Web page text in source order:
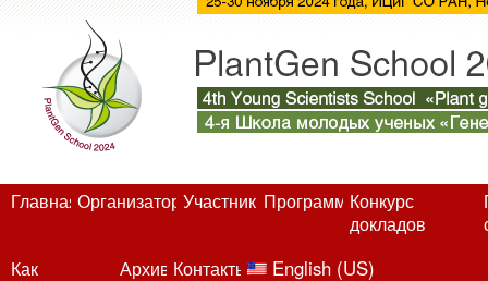
ГлавнаяОрганизаторыУчастникиПрограммаКонкурс
докладов
Как
Архив Контакты English (US)
Category Archives: